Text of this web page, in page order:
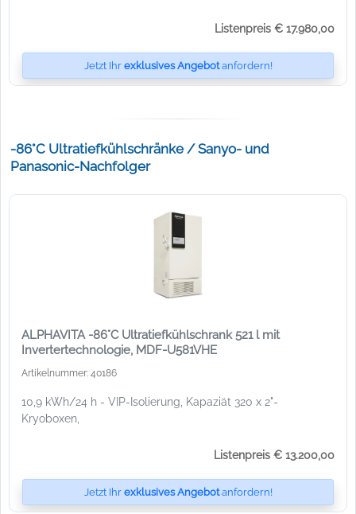
Listenpreis € 17.980,00
Jetzt Ihr exklusives Angebotanfordern!
-86°C Ultratiefkühlschränke / Sanyo- und
Panasonic-Nachfolger
ALPHAVITA -86°C Ultratiefkühlschrank 521 l mit
Invertertechnologie, MDF-U581VHE
Artikelnummer: 40186
10,9 kWh/24 h - VIP-Isolierung, Kapaziät 320 x 2"-
Kryoboxen,
Listenpreis € 13.200,00
Jetzt Ihr exklusives Angebotanfordern!